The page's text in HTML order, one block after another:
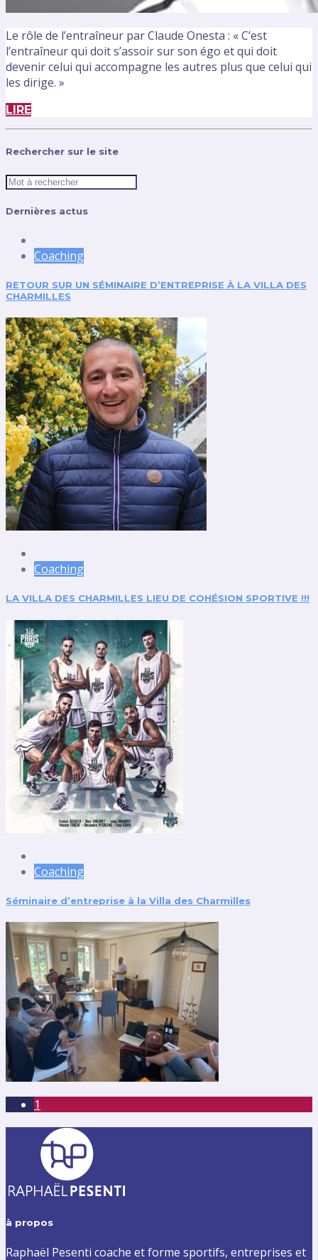
Le rôle de l’entraîneur par Claude Onesta : « C’est
l’entraîneur qui doit s’assoir sur son égo et qui doit
devenir celui qui accompagne les autres plus que celui qui
les dirige. »
LIRE
Rechercher sur le site
Dernières actus
Coaching
RETOUR SUR UN SÉMINAIRE D’ENTREPRISE À LA VILLA DES
CHARMILLES
Coaching
LA VILLA DES CHARMILLES LIEU DE COHÉSION SPORTIVE !!!
Coaching
Séminaire d’entreprise à la Villa des Charmilles
1
à propos
Raphaël Pesenti coache et forme sportifs, entreprises et